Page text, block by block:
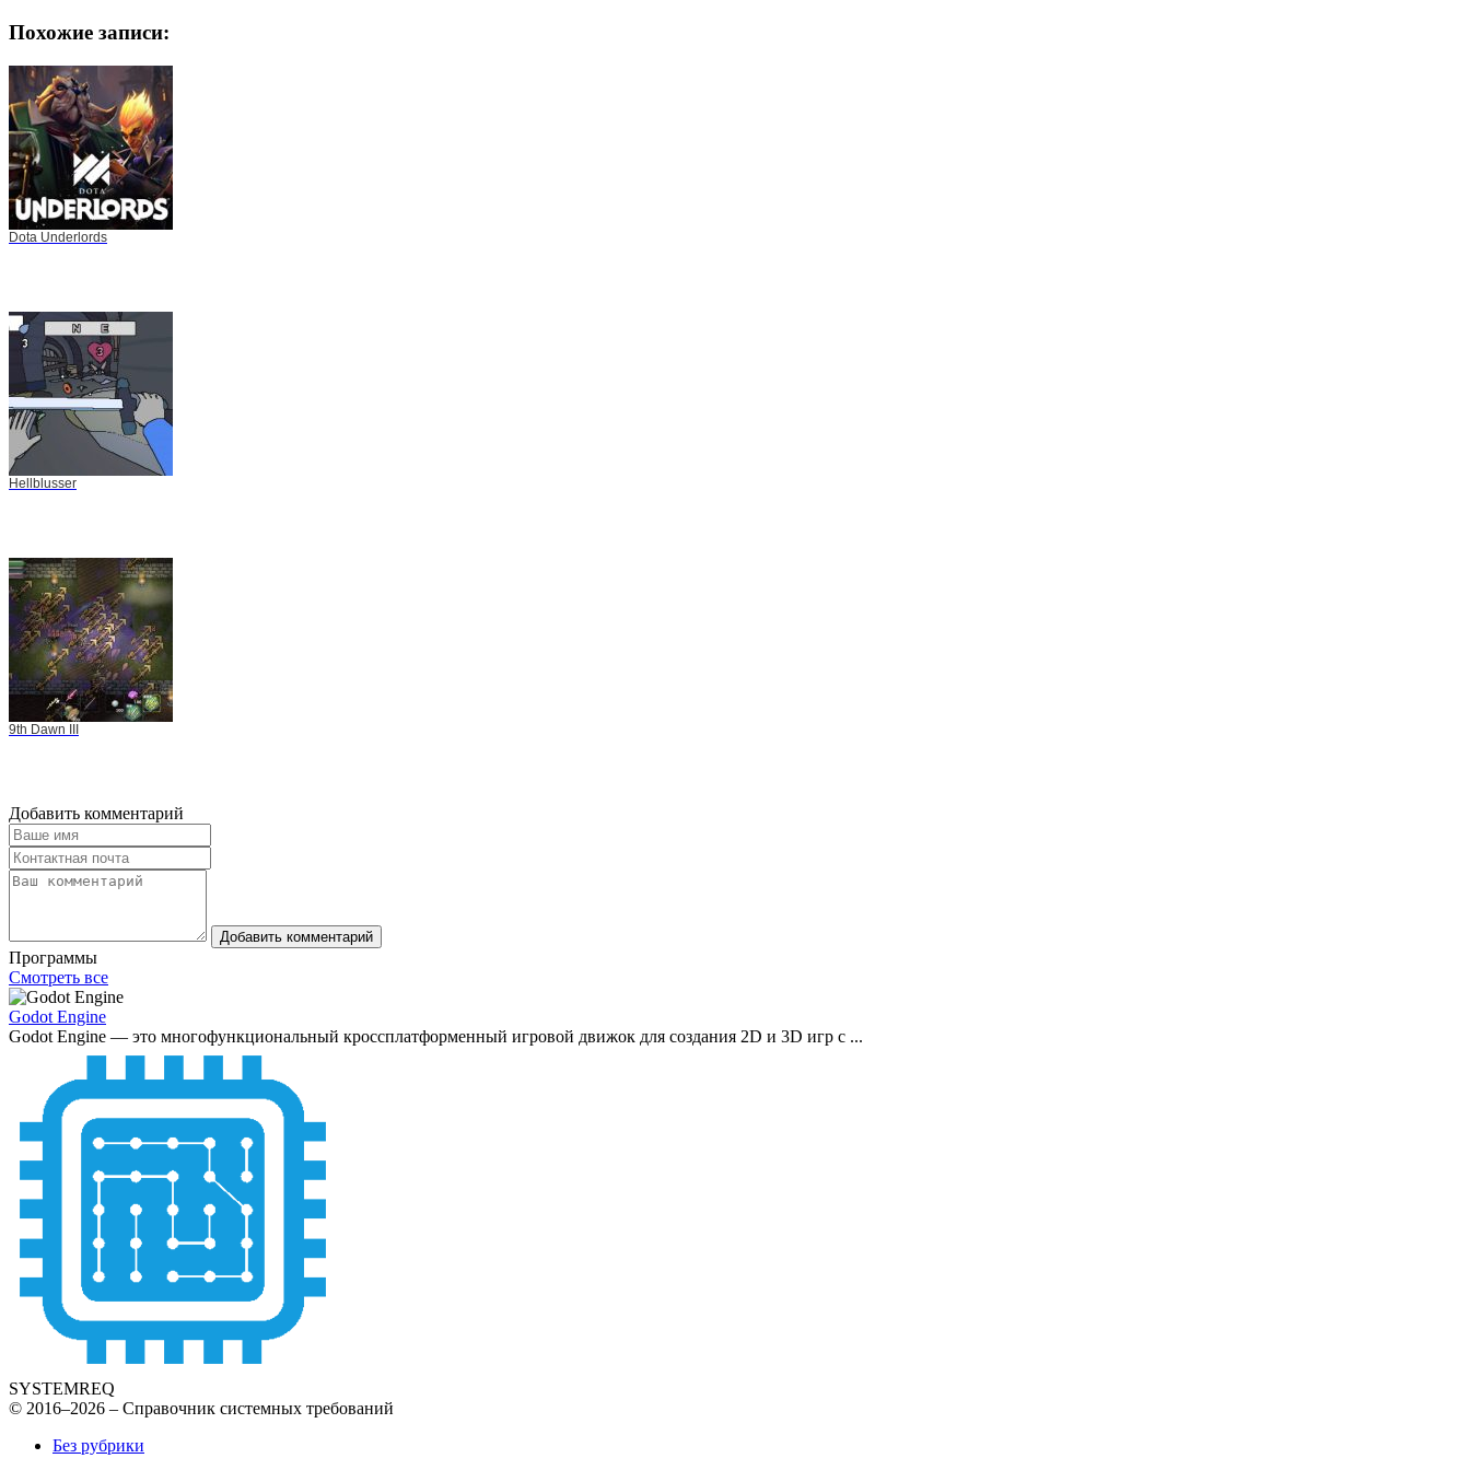
Похожие записи:
Dota Underlords
Hellblusser
9th Dawn III
Добавить комментарий
Добавить комментарий
Программы
Смотреть все
Godot Engine
Godot Engine — это многофункциональный кроссплатформенный игровой движок для создания 2D и 3D игр с ...
SYSTEMREQ
© 2016–2026 – Справочник системных требований
Без рубрики